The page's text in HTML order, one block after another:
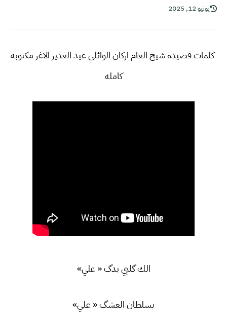
يونيو 12, 2025
كلمات قصيدة شيخ العام اركان الوائلي عيد الغدير الاغر مكتوبه
كامله
الك گلبي يدگ « علي»
يسلطان العشگ « علي»